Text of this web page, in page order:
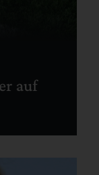
auf